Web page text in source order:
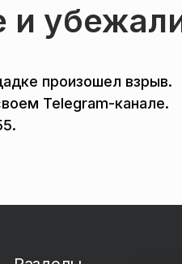
и
произошел взрыв.
Telegram-канале.